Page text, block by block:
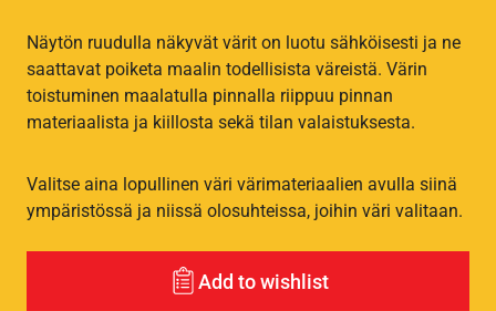
Näytön ruudulla näkyvät värit on luotu sähköisesti ja ne
saattavat poiketa maalin todellisista väreistä. Värin
toistuminen maalatulla pinnalla riippuu pinnan
materiaalista ja kiillosta sekä tilan valaistuksesta.
Valitse aina lopullinen väri värimateriaalien avulla siinä
ympäristössä ja niissä olosuhteissa, joihin väri valitaan.
Add to wishlist